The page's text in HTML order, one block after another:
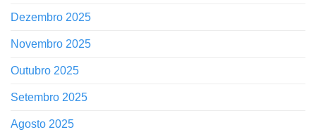
Dezembro 2025
Novembro 2025
Outubro 2025
Setembro 2025
Agosto 2025